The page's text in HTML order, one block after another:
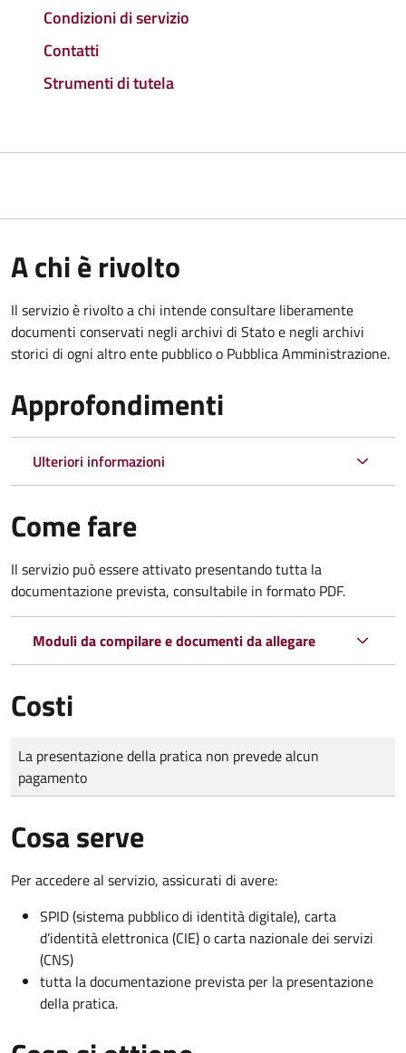
Condizioni di servizio
Contatti
Strumenti di tutela
A chi è rivolto
Il servizio è rivolto a chi intende consultare liberamente
documenti conservati negli archivi di Stato e negli archivi
storici di ogni altro ente pubblico o Pubblica Amministrazione.
Approfondimenti
Ulteriori informazioni
Come fare
Il servizio può essere attivato presentando tutta la
documentazione prevista, consultabile in formato PDF.
Moduli da compilare e documenti da allegare
Costi
Tipo di pagamento
Importo
La presentazione della pratica non prevede alcun
pagamento
Cosa serve
Per accedere al servizio, assicurati di avere:
SPID (sistema pubblico di identità digitale), carta
d’identità elettronica (CIE) o carta nazionale dei servizi
(CNS)
tutta la documentazione prevista per la presentazione
della pratica.